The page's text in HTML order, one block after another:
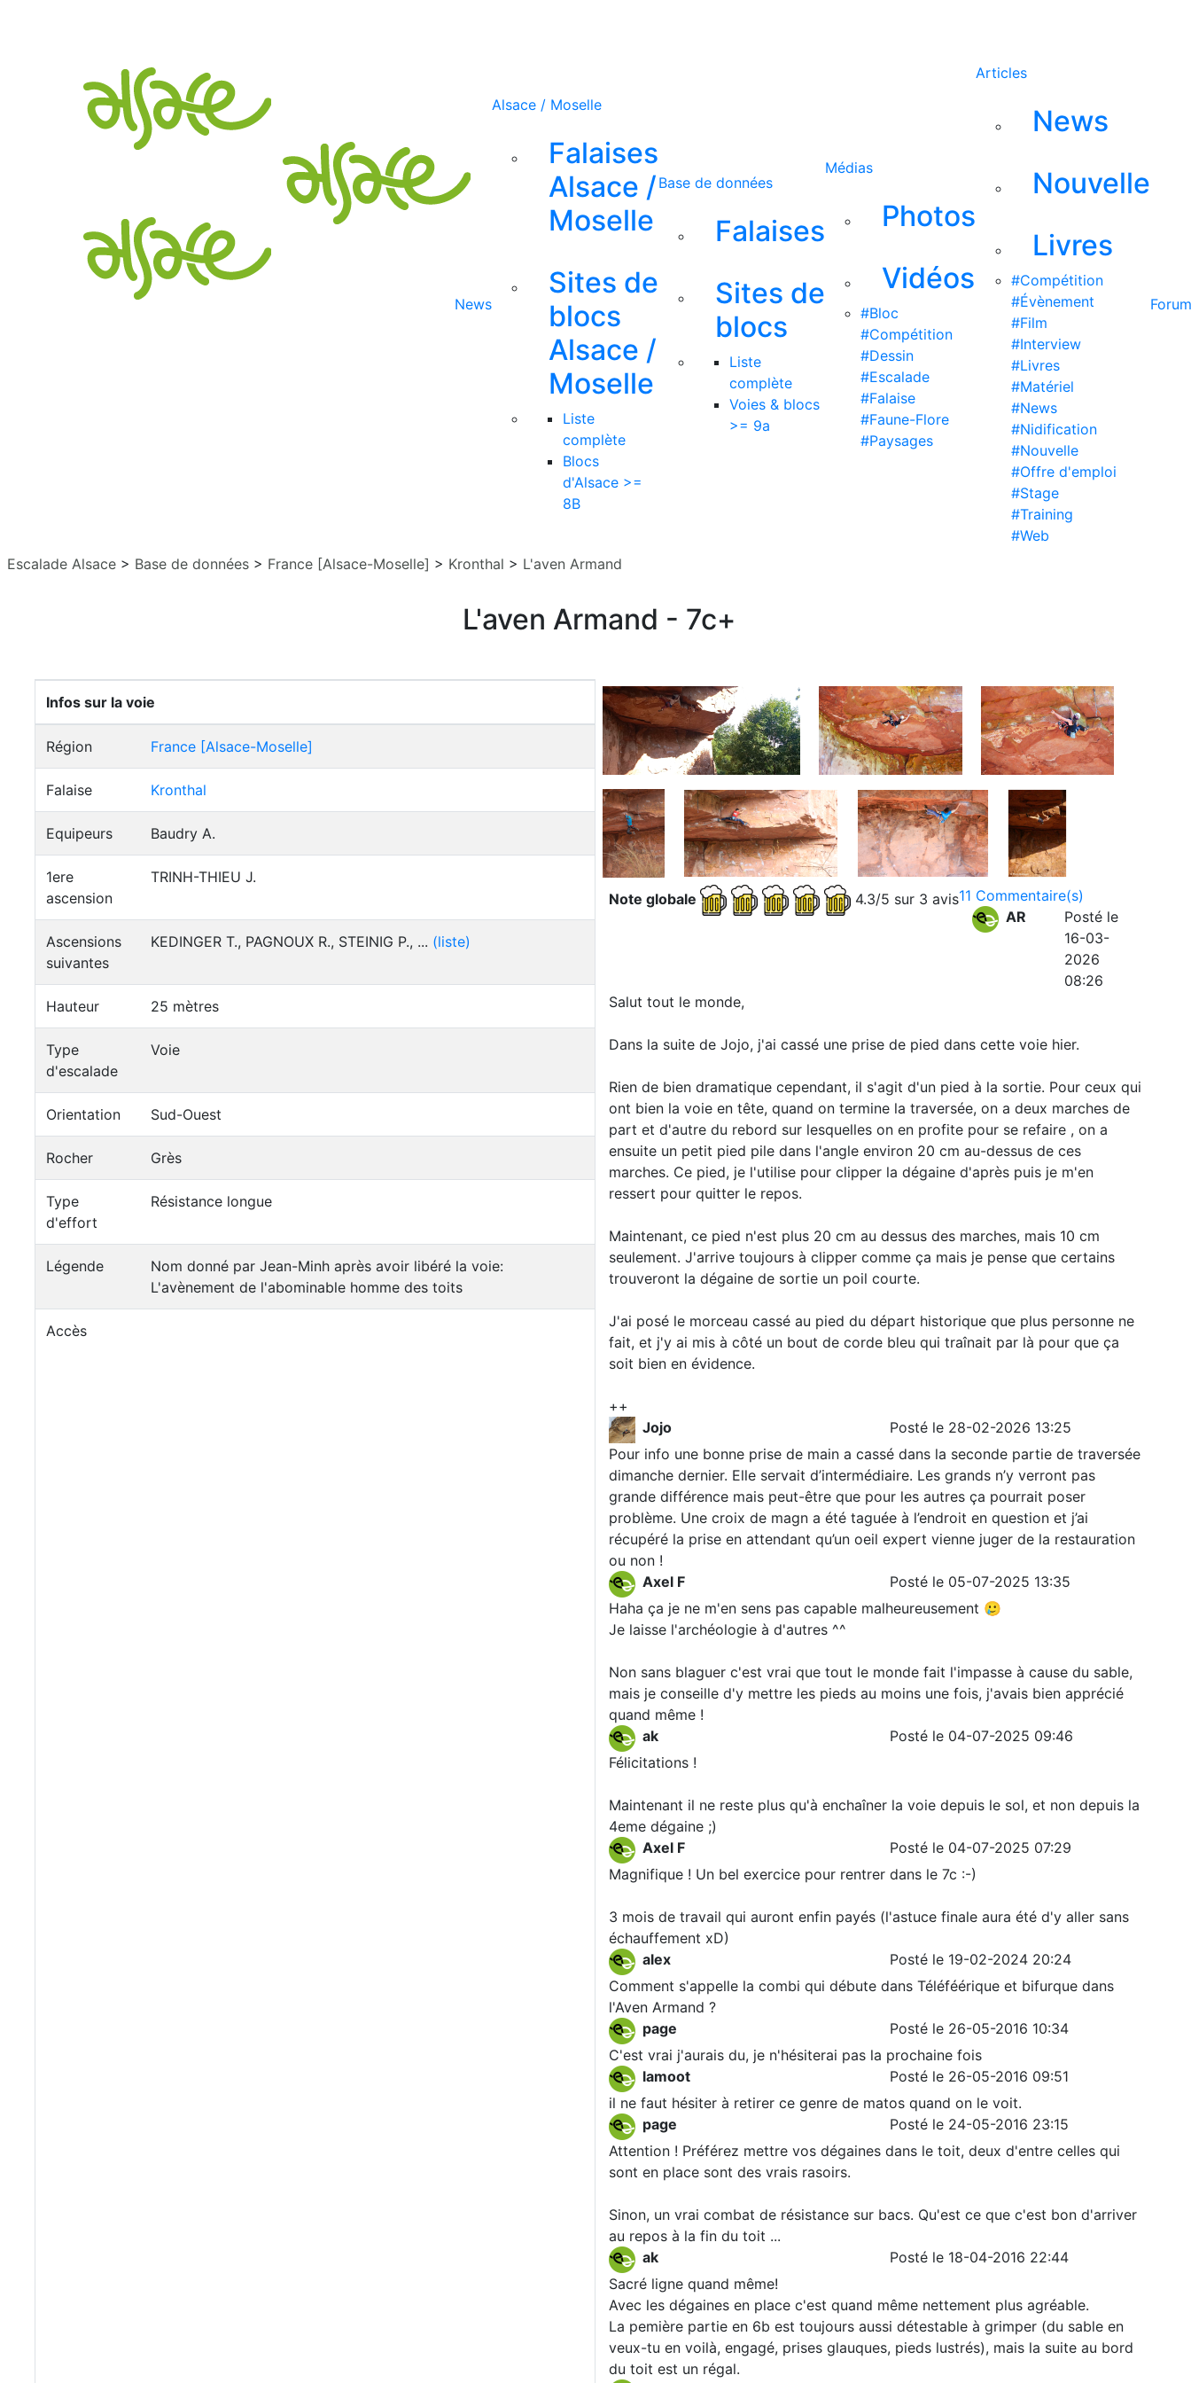
News
Alsace / Moselle
Falaises
Alsace /
Moselle
Sites de
blocs
Alsace /
Moselle
Liste
complète
Blocs
d'Alsace >=
8B
Base de données
Falaises
Sites de
blocs
Liste
complète
Voies & blocs
>= 9a
Médias
Photos
Vidéos
#Bloc
#Compétition
#Dessin
#Escalade
#Falaise
#Faune-Flore
#Paysages
Articles
News
Nouvelle
Livres
#Compétition
#Évènement
#Film
#Interview
#Livres
#Matériel
#News
#Nidification
#Nouvelle
#Offre d'emploi
#Stage
#Training
#Web
Forum
Escalade Alsace > Base de données > France [Alsace-Moselle] > Kronthal > L'aven Armand
L'aven Armand - 7c+
Infos sur la voie
Région France [Alsace-Moselle]
Falaise Kronthal
Equipeurs Baudry A.
1ere
ascension
TRINH-THIEU J.
Ascensions
suivantes
KEDINGER T., PAGNOUX R., STEINIG P., ... (liste)
Hauteur 25 mètres
Type
d'escalade
Voie
Orientation Sud-Ouest
Rocher Grès
Type
d'effort
Résistance longue
Légende
Nom donné par Jean-Minh après avoir libéré la voie:
L'avènement de l'abominable homme des toits
Accès
11 Commentaire(s)
Note globale
4.3/5 sur 3 avis
AR
Posté le
16-03-
2026
08:26
Salut tout le monde,
Dans la suite de Jojo, j'ai cassé une prise de pied dans cette voie hier.
Rien de bien dramatique cependant, il s'agit d'un pied à la sortie. Pour ceux qui
ont bien la voie en tête, quand on termine la traversée, on a deux marches de
part et d'autre du rebord sur lesquelles on en profite pour se refaire , on a
ensuite un petit pied pile dans l'angle environ 20 cm au-dessus de ces
marches. Ce pied, je l'utilise pour clipper la dégaine d'après puis je m'en
ressert pour quitter le repos.
Maintenant, ce pied n'est plus 20 cm au dessus des marches, mais 10 cm
seulement. J'arrive toujours à clipper comme ça mais je pense que certains
trouveront la dégaine de sortie un poil courte.
J'ai posé le morceau cassé au pied du départ historique que plus personne ne
fait, et j'y ai mis à côté un bout de corde bleu qui traînait par là pour que ça
soit bien en évidence.
++
Jojo
Posté le 28-02-2026 13:25
Pour info une bonne prise de main a cassé dans la seconde partie de traversée
dimanche dernier. Elle servait d’intermédiaire. Les grands n’y verront pas
grande différence mais peut-être que pour les autres ça pourrait poser
problème. Une croix de magn a été taguée à l’endroit en question et j’ai
récupéré la prise en attendant qu’un oeil expert vienne juger de la restauration
ou non !
Axel F
Posté le 05-07-2025 13:35
Haha ça je ne m'en sens pas capable malheureusement 🥲
Je laisse l'archéologie à d'autres ^^
Non sans blaguer c'est vrai que tout le monde fait l'impasse à cause du sable,
mais je conseille d'y mettre les pieds au moins une fois, j'avais bien apprécié
quand même !
ak
Posté le 04-07-2025 09:46
Félicitations !
Maintenant il ne reste plus qu'à enchaîner la voie depuis le sol, et non depuis la
4eme dégaine ;)
Axel F
Posté le 04-07-2025 07:29
Magnifique ! Un bel exercice pour rentrer dans le 7c :-)
3 mois de travail qui auront enfin payés (l'astuce finale aura été d'y aller sans
échauffement xD)
alex
Posté le 19-02-2024 20:24
Comment s'appelle la combi qui débute dans Téléféérique et bifurque dans
l'Aven Armand ?
page
Posté le 26-05-2016 10:34
C'est vrai j'aurais du, je n'hésiterai pas la prochaine fois
lamoot
Posté le 26-05-2016 09:51
il ne faut hésiter à retirer ce genre de matos quand on le voit.
page
Posté le 24-05-2016 23:15
Attention ! Préférez mettre vos dégaines dans le toit, deux d'entre celles qui
sont en place sont des vrais rasoirs.
Sinon, un vrai combat de résistance sur bacs. Qu'est ce que c'est bon d'arriver
au repos à la fin du toit ...
ak
Posté le 18-04-2016 22:44
Sacré ligne quand même!
Avec les dégaines en place c'est quand même nettement plus agréable.
La pemière partie en 6b est toujours aussi détestable à grimper (du sable en
veux-tu en voilà, engagé, prises glauques, pieds lustrés), mais la suite au bord
du toit est un régal.